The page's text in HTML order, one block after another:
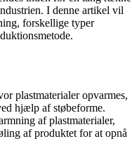
I denne artikel vil
forskellige typer
plastmaterialer opvarmes,
hjælp af støbeforme.
af plastmaterialer,
af produktet for at opnå